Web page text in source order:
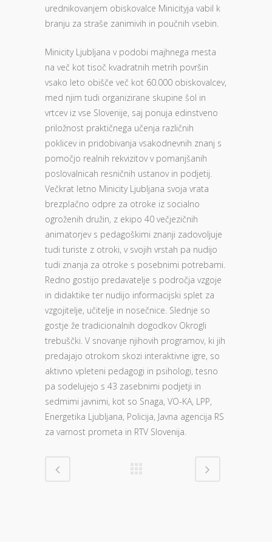
urednikovanjem obiskovalce Minicityja vabil k
branju za straše zanimivih in poučnih vsebin.
Minicity Ljubljana v podobi majhnega mesta
na več kot tisoč kvadratnih metrih površin
vsako leto obišče več kot 60.000 obiskovalcev,
med njim tudi organizirane skupine šol in
vrtcev iz vse Slovenije, saj ponuja edinstveno
priložnost praktičnega učenja različnih
poklicev in pridobivanja vsakodnevnih znanj s
pomočjo realnih rekvizitov v pomanjšanih
poslovalnicah resničnih ustanov in podjetij.
Večkrat letno Minicity Ljubljana svoja vrata
brezplačno odpre za otroke iz socialno
ogroženih družin, z ekipo 40 večjezičnih
animatorjev s pedagoškimi znanji zadovoljuje
tudi turiste z otroki, v svojih vrstah pa nudijo
tudi znanja za otroke s posebnimi potrebami.
Redno gostijo predavatelje s področja vzgoje
in didaktike ter nudijo informacijski splet za
vzgojitelje, učitelje in nosečnice. Slednje so
gostje že tradicionalnih dogodkov Okrogli
trebuščki. V snovanje njihovih programov, ki jih
predajajo otrokom skozi interaktivne igre, so
aktivno vpleteni pedagogi in psihologi, tesno
pa sodelujejo s 43 zasebnimi podjetji in
sedmimi javnimi, kot so Snaga, VO-KA, LPP,
Energetika Ljubljana, Policija, Javna agencija RS
za varnost prometa in RTV Slovenija.